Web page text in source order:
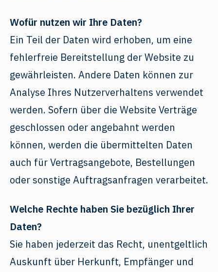
Wofür nutzen wir Ihre Daten?
Ein Teil der Daten wird erhoben, um eine
fehlerfreie Bereitstellung der Website zu
gewährleisten. Andere Daten können zur
Analyse Ihres Nutzerverhaltens verwendet
werden. Sofern über die Website Verträge
geschlossen oder angebahnt werden
können, werden die übermittelten Daten
auch für Vertragsangebote, Bestellungen
oder sonstige Auftragsanfragen verarbeitet.
Welche Rechte haben Sie bezüglich Ihrer
Daten?
Sie haben jederzeit das Recht, unentgeltlich
Auskunft über Herkunft, Empfänger und